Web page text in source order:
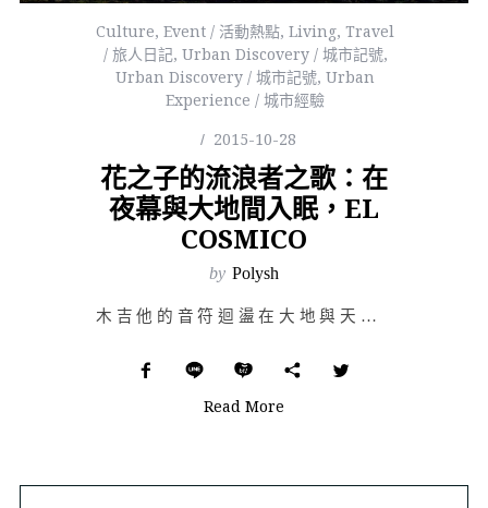
Culture,Event / 活動熱點,Living,Travel
/ 旅人日記, Urban Discovery / 城市記號,
Urban Discovery / 城市記號,Urban
Experience / 城市經驗
2015-10-28
花之子的流浪者之歌：在
夜幕與大地間入眠，EL
COSMICO
by Polysh
木吉他的音符迴盪在大地與天幕間，游牧詩人唱著民謠與印地安人的古老故事；營地帳篷外，廣闊沙丘與山脈，天…
Read More